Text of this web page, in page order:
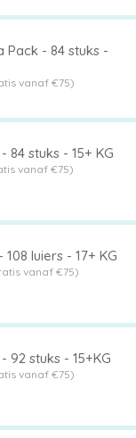
Pack - 84 stuks -
vanaf €75)
stuks - 15+ KG
vanaf €75)
luiers - 17+ KG
vanaf €75)
92 stuks - 15+KG
vanaf €75)